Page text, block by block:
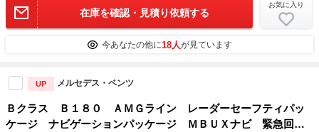
在庫を確認・見積り依頼する
お気に入り
今あなたの他に18人が見ています
UP メルセデス・ベンツ
Ｂクラス Ｂ１８０ ＡＭＧライン レーダーセーフティパッ
ケージ ナビゲーションパッケージ ＭＢＵＸナビ 緊急回避